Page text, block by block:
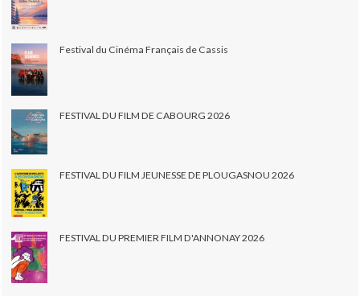
Festival du Cinéma Français de Cassis
FESTIVAL DU FILM DE CABOURG 2026
FESTIVAL DU FILM JEUNESSE DE PLOUGASNOU 2026
FESTIVAL DU PREMIER FILM D'ANNONAY 2026